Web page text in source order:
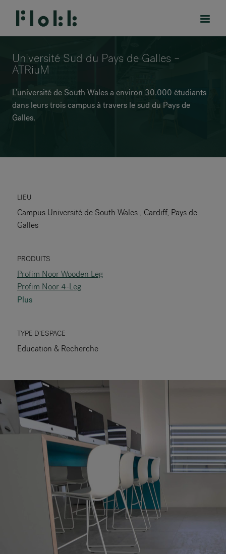
PRODUITS
BOUTIQUE
A propos de Flokk
Flokk HUB
Université Sud du Pays de Galles –
ATRiuM
L’université de South Wales a environ 30.000 étudiants
dans leurs trois campus à travers le sud du Pays de
Galles.
LIEU
Campus Université de South Wales , Cardiff, Pays de
Galles
PRODUITS
Profim Noor Wooden Leg
Profim Noor 4-Leg
Plus
TYPE D'ESPACE
Education & Recherche